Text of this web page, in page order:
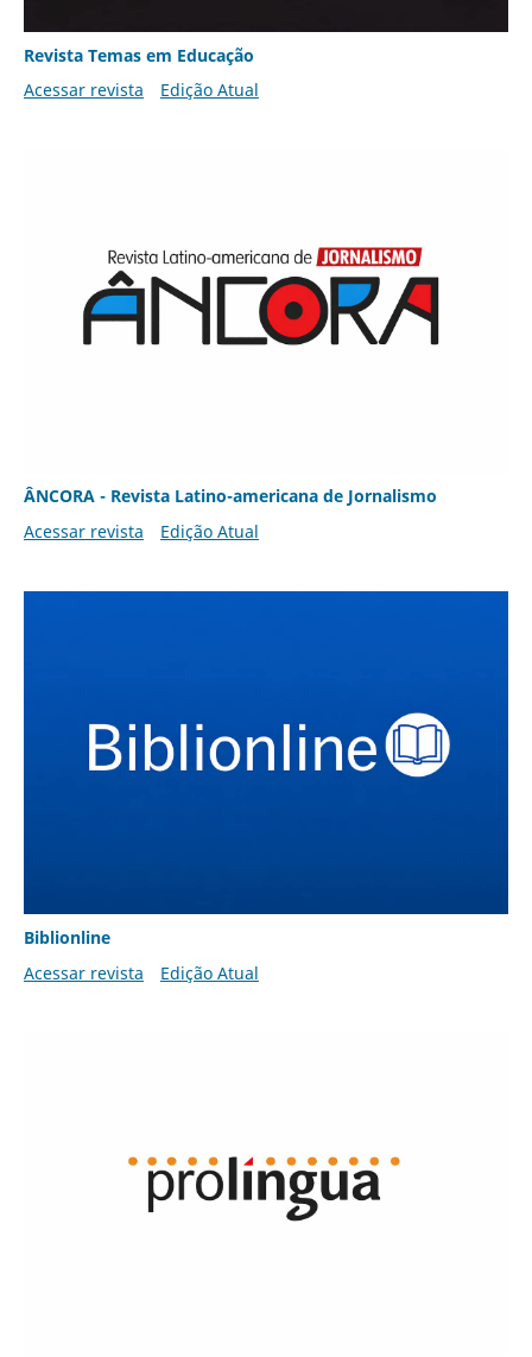
Revista Temas em Educação
Acessar revista
Edição Atual
ÂNCORA - Revista Latino-americana de Jornalismo
Acessar revista
Edição Atual
Biblionline
Acessar revista
Edição Atual